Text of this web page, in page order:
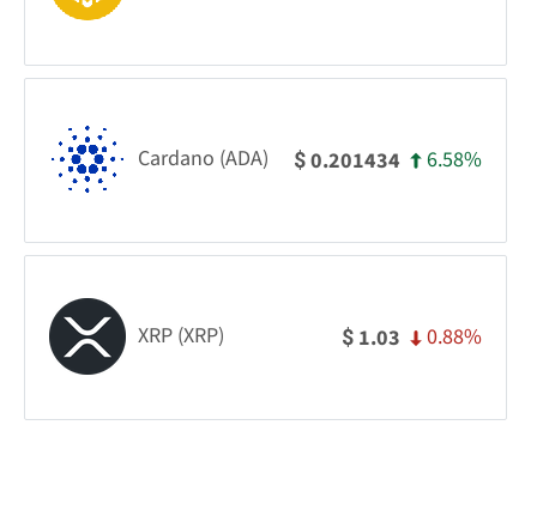
Cardano (ADA) $0.201434 6.58%
XRP (XRP) $ 1.03 0.88%